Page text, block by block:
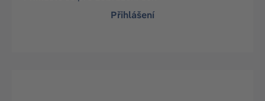
Přihlášení